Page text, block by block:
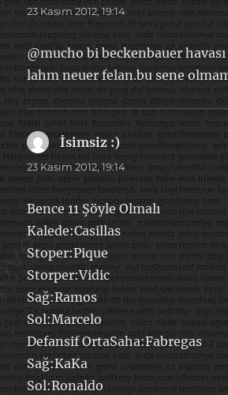
ki:
23 Kasım 2012, 19:14
@mucho bi beckenbauer havası
lahm neuer felan.bu sene
İsimsiz :)dedi
ki:
23 Kasım 2012, 19:14
Bence 11 Şöyle Olmalı
Kalede:Casillas
Stoper:Pique
Storper:Vidic
Sağ:Ramos
Sol:Marcelo
Defansif OrtaSaha:Fabregas
Sağ:KaKa
Sol:Ronaldo